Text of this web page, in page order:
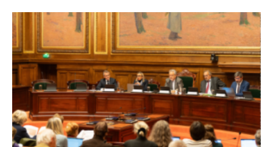
d’histoire
du
Conseil
d’Etat
et
de
la
juridicti...
«
La
sécurité
sociale
et
juge
»